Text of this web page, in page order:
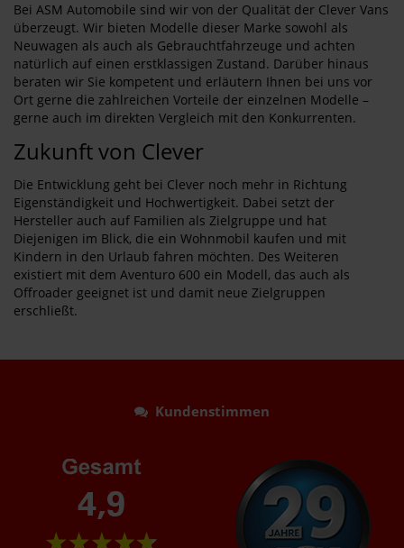
Bei ASM Automobile sind wir von der Qualität der Clever Vans
überzeugt. Wir bieten Modelle dieser Marke sowohl als
Neuwagen als auch als Gebrauchtfahrzeuge und achten
natürlich auf einen erstklassigen Zustand. Darüber hinaus
beraten wir Sie kompetent und erläutern Ihnen bei uns vor
Ort gerne die zahlreichen Vorteile der einzelnen Modelle –
gerne auch im direkten Vergleich mit den Konkurrenten.
Zukunft von Clever
Die Entwicklung geht bei Clever noch mehr in Richtung
Eigenständigkeit und Hochwertigkeit. Dabei setzt der
Hersteller auch auf Familien als Zielgruppe und hat
Diejenigen im Blick, die ein Wohnmobil kaufen und mit
Kindern in den Urlaub fahren möchten. Des Weiteren
existiert mit dem Aventuro 600 ein Modell, das auch als
Offroader geeignet ist und damit neue Zielgruppen
erschließt.
Kundenstimmen